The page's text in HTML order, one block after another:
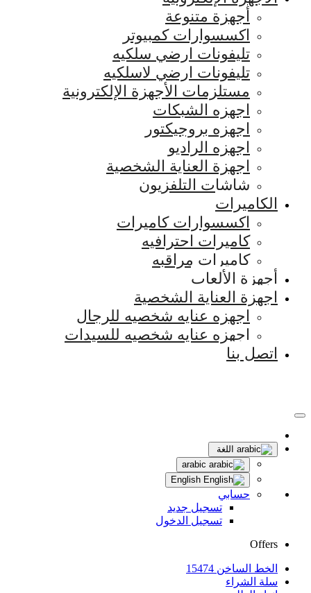
أجهزة متنوعة
اكسسوارات كمبيوتر
تليفونات ارضي سلكيه
تليفونات ارضي لاسلكيه
مستلزمات الأجهزة الإلكترونية
اجهزه الشبكات
اجهزه بروجيكتور
اجهزه الراديو
اجهزة العناية الشخصية
شاشات التلفزيون
الكاميرات
اكسسوارات كاميرات
كاميرات احترافيه
كاميرات مراقبه
أجهزة الألعاب
اجهزة العناية الشخصية
اجهزه عنايه شخصيه للرجال
اجهزه عنايه شخصيه للسيدات
اتصل بنا
اللغة
حسابي
تسجيل جديد
تسجيل الدخول
Offers
الخط الساخن 15474
سلة الشراء